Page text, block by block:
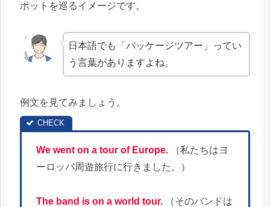
ポットを巡るイメージです。
日本語でも「パッケージツアー」ってい
う言葉がありますよね。
例文を見てみましょう。
We went on a tour of Europe.
（私たちはヨ
ーロッパ周遊旅行に行きました。）
The band is on a world tour.
（そのバンドは